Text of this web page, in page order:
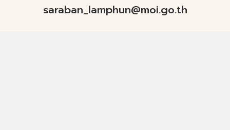
saraban_lamphun@moi.go.th